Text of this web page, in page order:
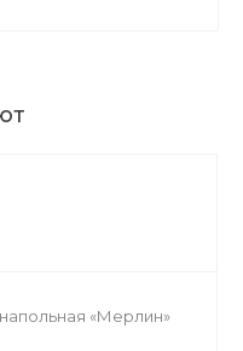
GreenSweep
«Мерлин»